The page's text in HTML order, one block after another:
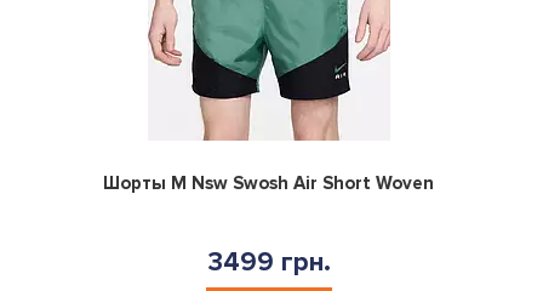
0
Шорты M Nsw Swosh Air Short Woven
3499 грн.